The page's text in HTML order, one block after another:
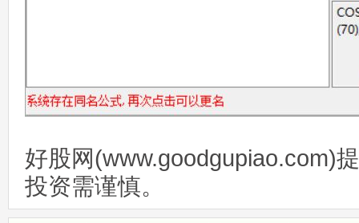
好股网(www.goodgupiao.com)
投资需谨慎。